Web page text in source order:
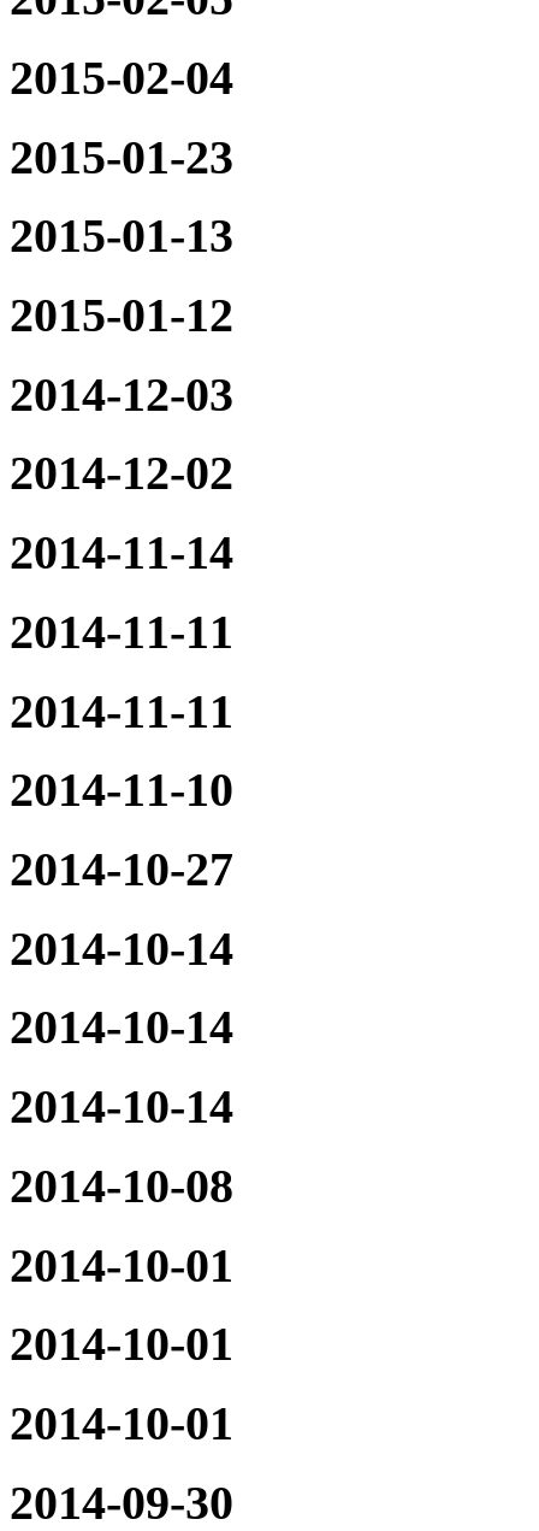
2015-02-04
2015-01-23
2015-01-13
2015-01-12
2014-12-03
2014-12-02
2014-11-14
2014-11-11
2014-11-11
2014-11-10
2014-10-27
2014-10-14
2014-10-14
2014-10-14
2014-10-08
2014-10-01
2014-10-01
2014-10-01
2014-09-30